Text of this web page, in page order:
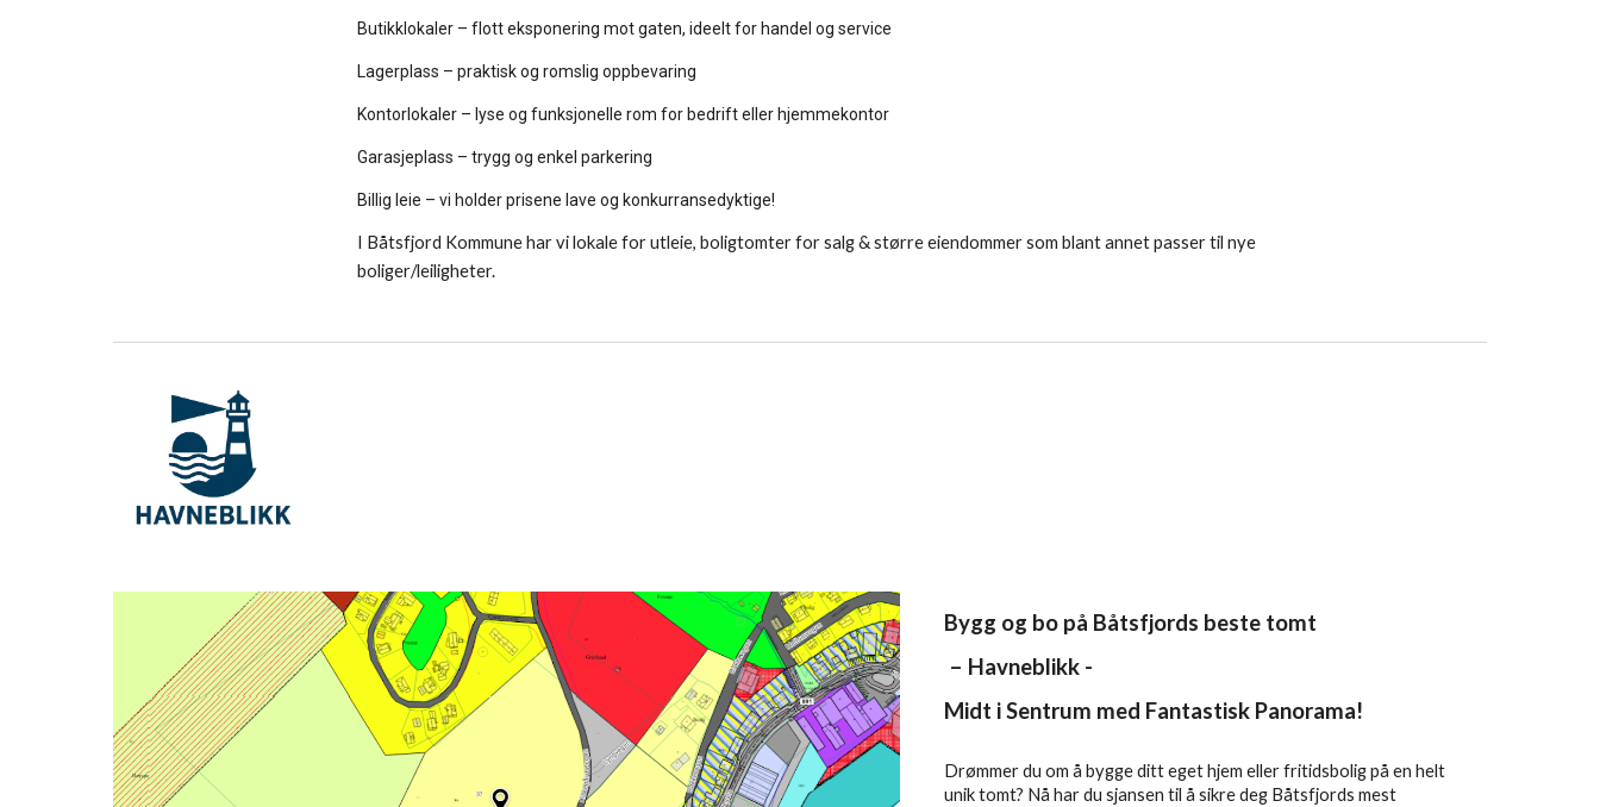
Butikklokaler – flott eksponering mot gaten, ideelt for handel og service
Lagerplass – praktisk og romslig oppbevaring
Kontorlokaler – lyse og funksjonelle rom for bedrift eller hjemmekontor
Garasjeplass – trygg og enkel parkering
Billig leie – vi holder prisene lave og konkurransedyktige!
I Båtsfjord Kommune har vi lokale for utleie, boligtomter for salg & større eiendommer som blant annet passer til nye
boliger/leiligheter.
Bygg og bo på Båtsfjords beste tomt
– Havneblikk -
Midt i Sentrum med Fantastisk Panorama!
Drømmer du om å bygge ditt eget hjem eller fritidsbolig på en helt
unik tomt? Nå har du sjansen til å sikre deg Båtsfjords mest